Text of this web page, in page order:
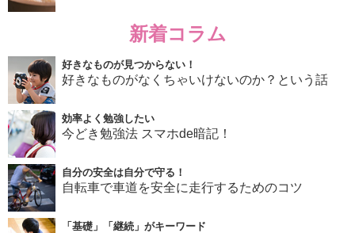
新着コラム
好きなものが見つからない！
好きなものがなくちゃいけないのか？という話
効率よく勉強したい
今どき勉強法 スマホde暗記！
自分の安全は自分で守る！
自転車で車道を安全に走行するためのコツ
「基礎」「継続」がキーワード